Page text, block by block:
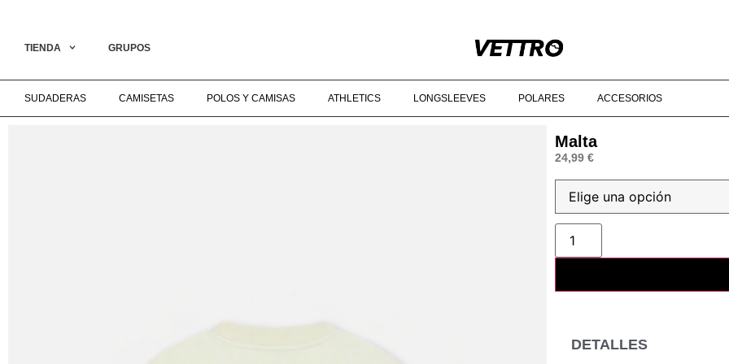
TIENDA GRUPOS
SUDADERAS CAMISETAS POLOS Y CAMISAS ATHLETICS LONGSLEEVES POLARES ACCESORIOS
Malta
24,99 €
DETALLES